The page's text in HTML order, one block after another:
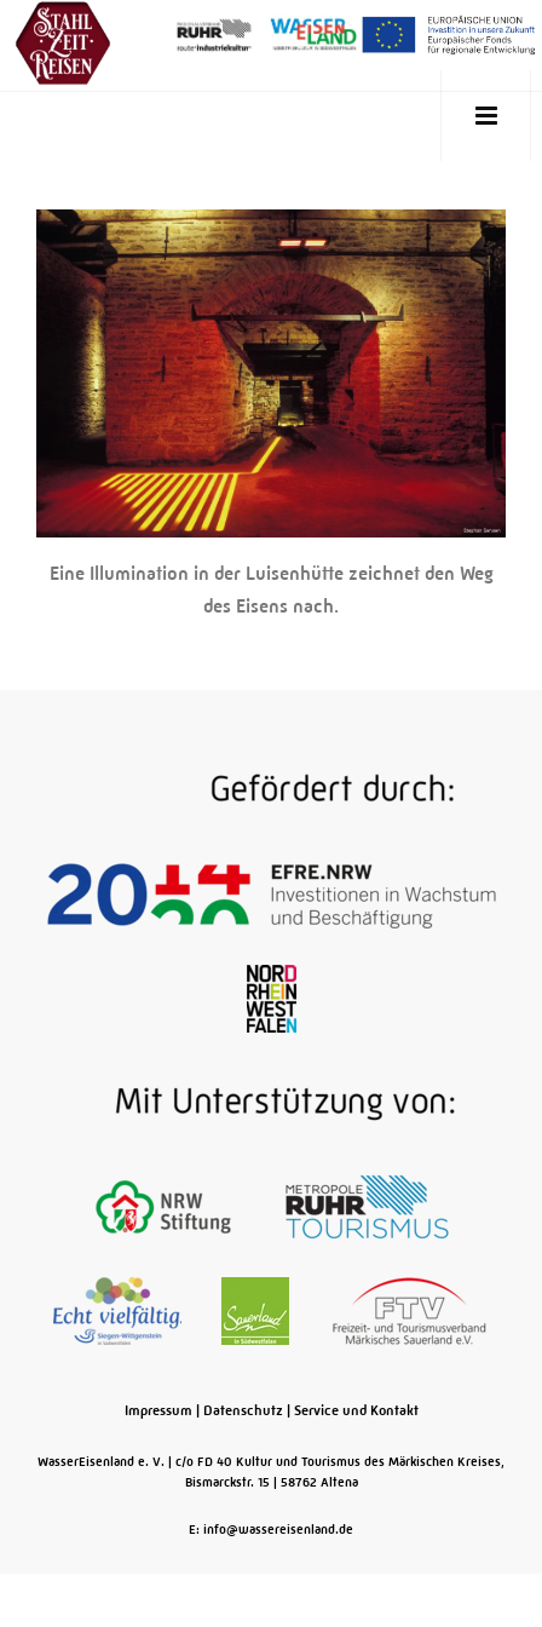
Eine Illumination in der Luisenhütte zeichnet den Weg
des Eisens nach.
Impressum Datenschutz Service und Kontakt
WasserEisenland e. V.
c/o FD 40 Kultur und Tourismus des Märkischen Kreises,
Bismarckstr. 15
58762 Altena
E: info@wassereisenland.de